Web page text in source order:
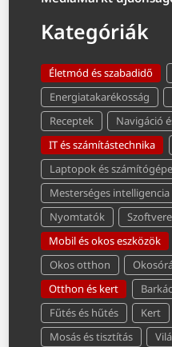
Kategóriák
Életmód és szabadidő
Energiatakarékosság
Receptek
Navigáció
IT és számítástechnika
Laptopok és
Mesterséges intelligencia
Nyomtatók
Mobil és okos eszközök
Okos otthon
Otthon és kert
Fűtés és hűtés
Kert
Mosás és tisztítás